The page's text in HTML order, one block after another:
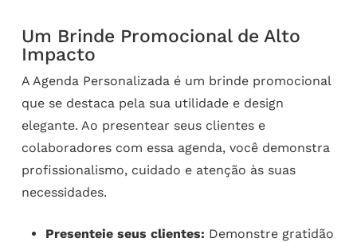
Um Brinde Promocional de Alto
Impacto
A Agenda Personalizada é um brinde promocional
que se destaca pela sua utilidade e design
elegante. Ao presentear seus clientes e
colaboradores com essa agenda, você demonstra
profissionalismo, cuidado e atenção às suas
necessidades.
Presenteie seus clientes: Demonstre gratidão